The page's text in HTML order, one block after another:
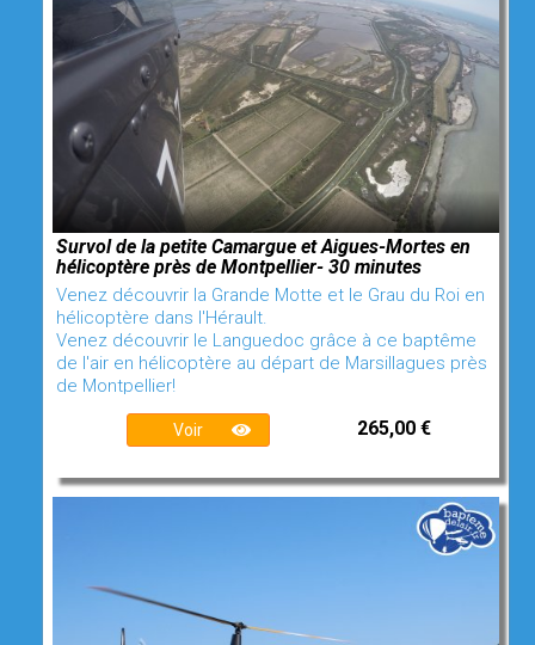
Survol de la petite Camargue et Aigues-Mortes en
hélicoptère près de Montpellier- 30 minutes
Venez découvrir la Grande Motte et le Grau du Roi en
hélicoptère dans l'Hérault.
Venez découvrir le Languedoc grâce à ce baptême
de l'air en hélicoptère au départ de Marsillagues près
de Montpellier!
Voir 265,00 €